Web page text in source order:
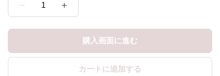
1
購入画面に進む
カートに追加する